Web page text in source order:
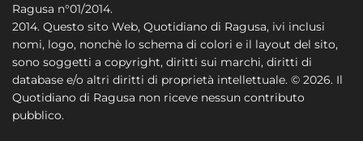
Ragusa n°01/2014.
2014. Questo sito Web, Quotidiano di Ragusa, ivi inclusi
nomi, logo, nonchè lo schema di colori e il layout del sito,
sono soggetti a copyright, diritti sui marchi, diritti di
database e/o altri diritti di proprietà intellettuale. © 2026. Il
Quotidiano di Ragusa non riceve nessun contributo
pubblico.